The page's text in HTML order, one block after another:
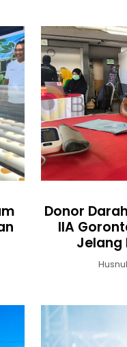
Donor
IIA
Jelang